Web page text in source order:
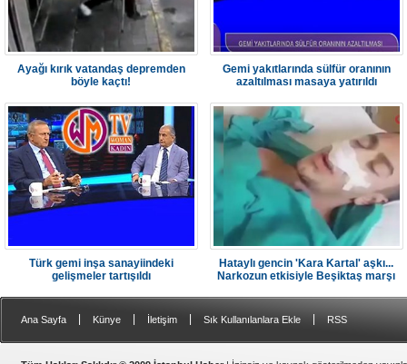
Ayağı kırık vatandaş depremden
böyle kaçtı!
Gemi yakıtlarında sülfür oranının
azaltılması masaya yatırıldı
Türk gemi inşa sanayiindeki
gelişmeler tartışıldı
Hataylı gencin 'Kara Kartal' aşkı...
Narkozun etkisiyle Beşiktaş marşı
Ana Sayfa Künye İletişim Sık Kullanılanlara Ekle RSS